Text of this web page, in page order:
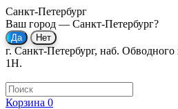
Санкт-Петербург
Ваш город — Санкт-Петербург?
г. Санкт-Петербург, наб.
1Н.
Корзина 0